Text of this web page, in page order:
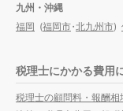
九州・沖縄
福岡 (福岡市・北九州市)
税理士にかかる費用
税理士の顧問料・報酬相